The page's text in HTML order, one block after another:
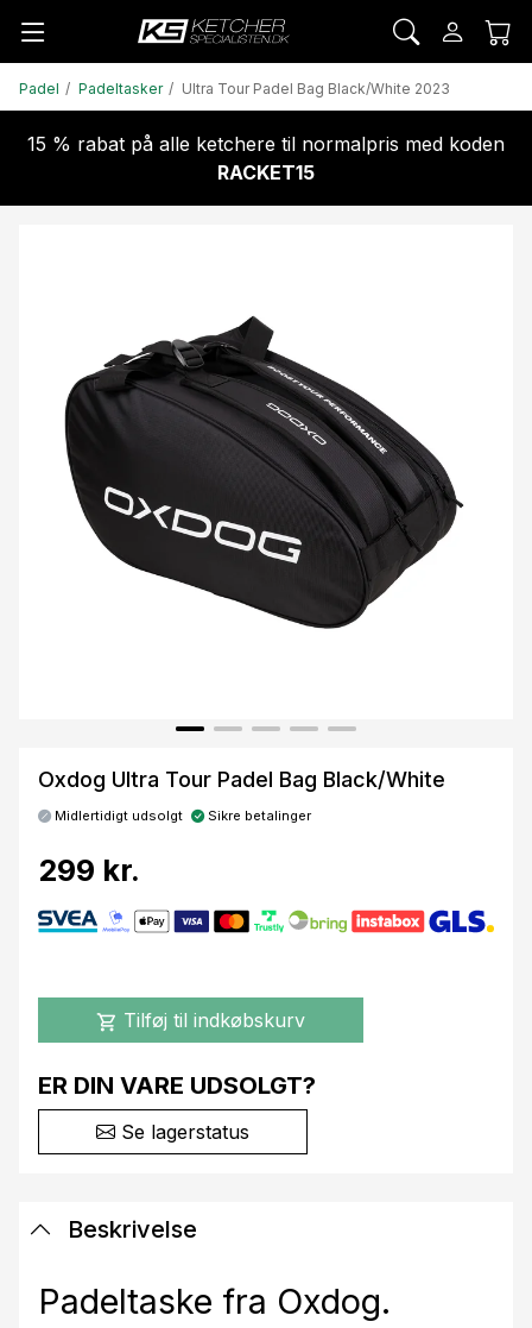
Padel Padeltasker Ultra Tour Padel Bag Black/White 2023
15 % rabat på alle ketchere til normalpris med koden
RACKET15
Oxdog Ultra Tour Padel Bag Black/White
Midlertidigt udsolgt Sikre betalinger
299 kr.
shopping_cart Tilføj til indkøbskurv
ER DIN VARE UDSOLGT?
Se lagerstatus
Beskrivelse
Padeltaske fra Oxdog.